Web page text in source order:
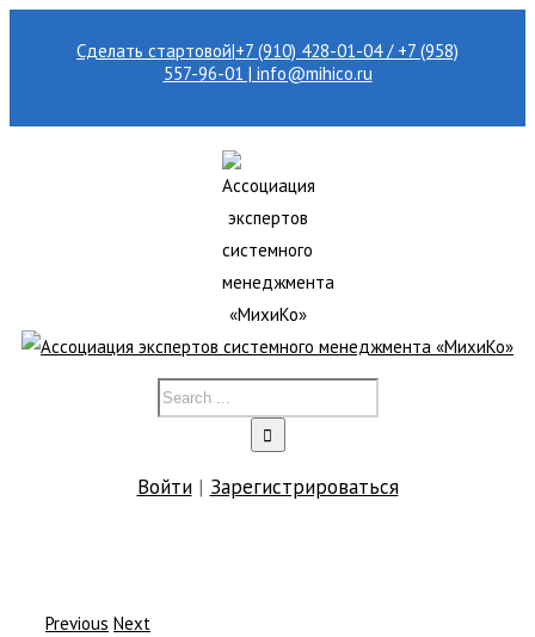
Сделать стартовой|+7 (910) 428-01-04 / +7 (958)
557-96-01 | info@mihico.ru
Войти| Зарегистрироваться
Previous Next